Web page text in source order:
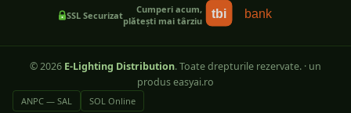
SSL Securizat
Cumperi acum,
plătești mai târziu
tbi bank
©2026 E-Lighting Distribution. Toate drepturile rezervate. · un
produs easyai.ro
ANPC — SAL SOL Online